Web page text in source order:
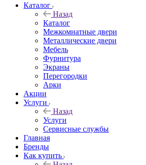
Каталог
Назад
Каталог
Межкомнатные двери
Металлические двери
Мебель
Фурнитура
Экраны
Перегородки
Арки
Акции
Услуги
Назад
Услуги
Сервисные службы
Главная
Бренды
Как купить